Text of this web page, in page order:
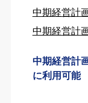
中期経営計
中期経営計
中期経営計
に利用可能